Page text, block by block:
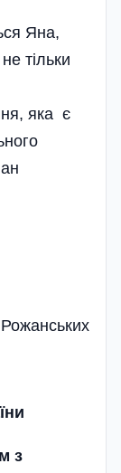
Яна,
тільки
яка є
Рожанських
з